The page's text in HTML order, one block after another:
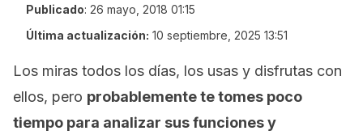
Publicado: 26 mayo, 2018 01:15
Última actualización: 10 septiembre, 2025 13:51
Los miras todos los días, los usas y disfrutas con
ellos, pero probablemente te tomes poco
tiempo para analizar sus funciones y